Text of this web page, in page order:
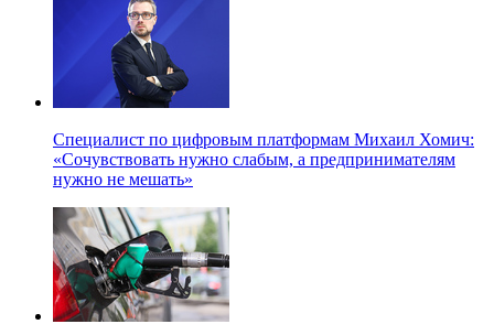
Специалист по цифровым платформам Михаил Хомич:
«Сочувствовать нужно слабым, а предпринимателям
нужно не мешать»